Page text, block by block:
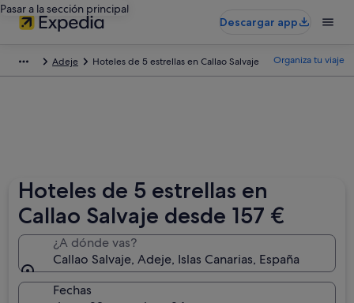
Pasar a la sección principal
Descargar app
Adeje Hoteles de 5 estrellas en Callao Salvaje Organiza tu viaje
Hoteles de 5 estrellas en
Callao Salvaje desde 157 €
¿A dónde vas?
Callao Salvaje, Adeje, Islas Canarias, España
Fechas